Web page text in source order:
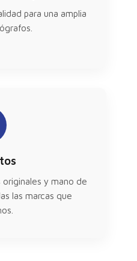
para una amplia
y mano de
las marcas que